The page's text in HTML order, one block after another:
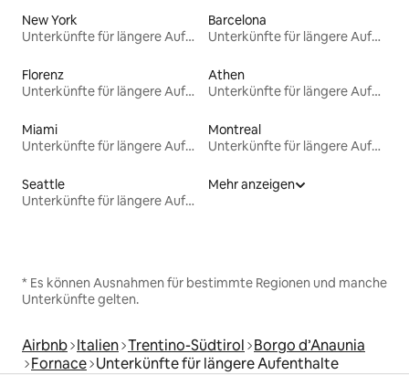
New York
Unterkünfte für längere Aufenthalte
Barcelona
Unterkünfte für längere Aufenthalte
Florenz
Unterkünfte für längere Aufenthalte
Athen
Unterkünfte für längere Aufenthalte
Miami
Unterkünfte für längere Aufenthalte
Montreal
Unterkünfte für längere Aufenthalte
Seattle
Unterkünfte für längere Aufenthalte
Mehr anzeigen
* Es können Ausnahmen für bestimmte Regionen und manche
Unterkünfte gelten.
Airbnb Italien Trentino-Südtirol Borgo d’Anaunia
Fornace Unterkünfte für längere Aufenthalte